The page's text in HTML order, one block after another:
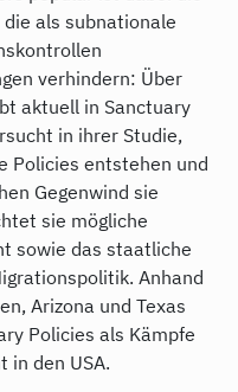
als subnationale
verhindern: Über
aktuell in Sanctuary
in ihrer Studie,
Policies entstehen und
Gegenwind sie
sie mögliche
sowie das staatliche
Anhand
Arizona und Texas
Policies als Kämpfe
in den USA.